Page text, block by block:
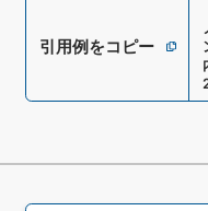
引用例をコピー